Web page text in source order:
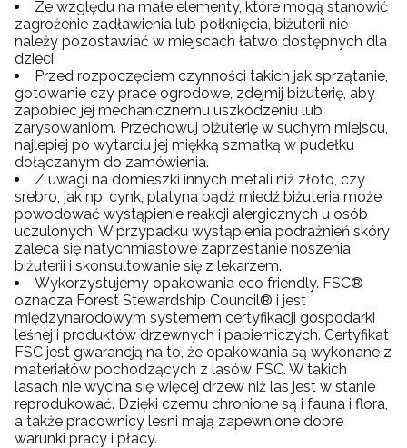
Ze względu na małe elementy, które mogą stanowić
zagrożenie zadławienia lub połknięcia, biżuterii nie
należy pozostawiać w miejscach łatwo dostępnych dla
dzieci.
Przed rozpoczęciem czynności takich jak sprzątanie,
gotowanie czy prace ogrodowe, zdejmij biżuterię, aby
zapobiec jej mechanicznemu uszkodzeniu lub
zarysowaniom. Przechowuj biżuterię w suchym miejscu,
najlepiej po wytarciu jej miękką szmatką w pudełku
dołączanym do zamówienia.
Z uwagi na domieszki innych metali niż złoto, czy
srebro, jak np. cynk, platyna bądź miedź biżuteria może
powodować wystąpienie reakcji alergicznych u osób
uczulonych. W przypadku wystąpienia podrażnień skóry
zaleca się natychmiastowe zaprzestanie noszenia
biżuterii i skonsultowanie się z lekarzem.
Wykorzystujemy opakowania eco friendly. FSC®
oznacza Forest Stewardship Council® i jest
międzynarodowym systemem certyfikacji gospodarki
leśnej i produktów drzewnych i papierniczych. Certyfikat
FSC jest gwarancją na to, że opakowania są wykonane z
materiałów pochodzących z lasów FSC. W takich
lasach nie wycina się więcej drzew niż las jest w stanie
reprodukować. Dzięki czemu chronione są i fauna i flora,
a także pracownicy leśni mają zapewnione dobre
warunki pracy i płacy.